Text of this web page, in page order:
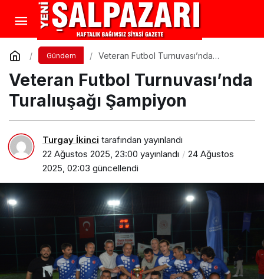
Gündem
Veteran Futbol Turnuvası’nda
Veteran Futbol Turnuvası’nda
Turalıuşağı Şampiyon
Turgay İkinci tarafından yayınlandı
22 Ağustos 2025, 23:00 yayınlandı
24 Ağustos
2025, 02:03 güncellendi